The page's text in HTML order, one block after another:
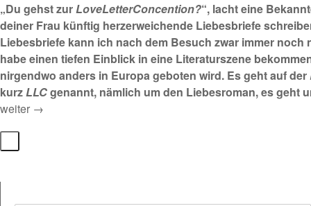
„Du gehst zurLoveLetterConcention?“, lacht eine
deiner Frau künftig herzerweichende Liebesbriefe
Liebesbriefe kann ich nach dem Besuch zwar immer noch
habe einen tiefen Einblick in eine Literaturszene
nirgendwo anders in Europa geboten wird. Es geht auf der
kurzLLCgenannt, nämlich um den Liebesroman, es geht
weiter →